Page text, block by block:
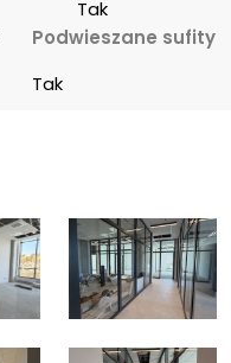
Tak
Podwieszane sufity
Tak